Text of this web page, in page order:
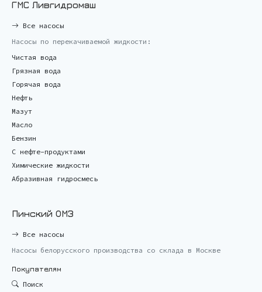
ГМС Ливгидромаш
Все насосы
Насосы по перекачиваемой жидкости:
Чистая вода
Грязная вода
Горячая вода
Нефть
Мазут
Масло
Бензин
С нефте-продуктами
Химические жидкости
Абразивная гидросмесь
Пинский ОМЗ
Все насосы
Насосы белорусского производства со склада в Москве
Покупателям
Поиск